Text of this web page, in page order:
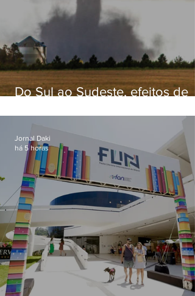
Do Sul ao Sudeste, efeitos de
apreensão na população
Jornal Daki
há 5 horas